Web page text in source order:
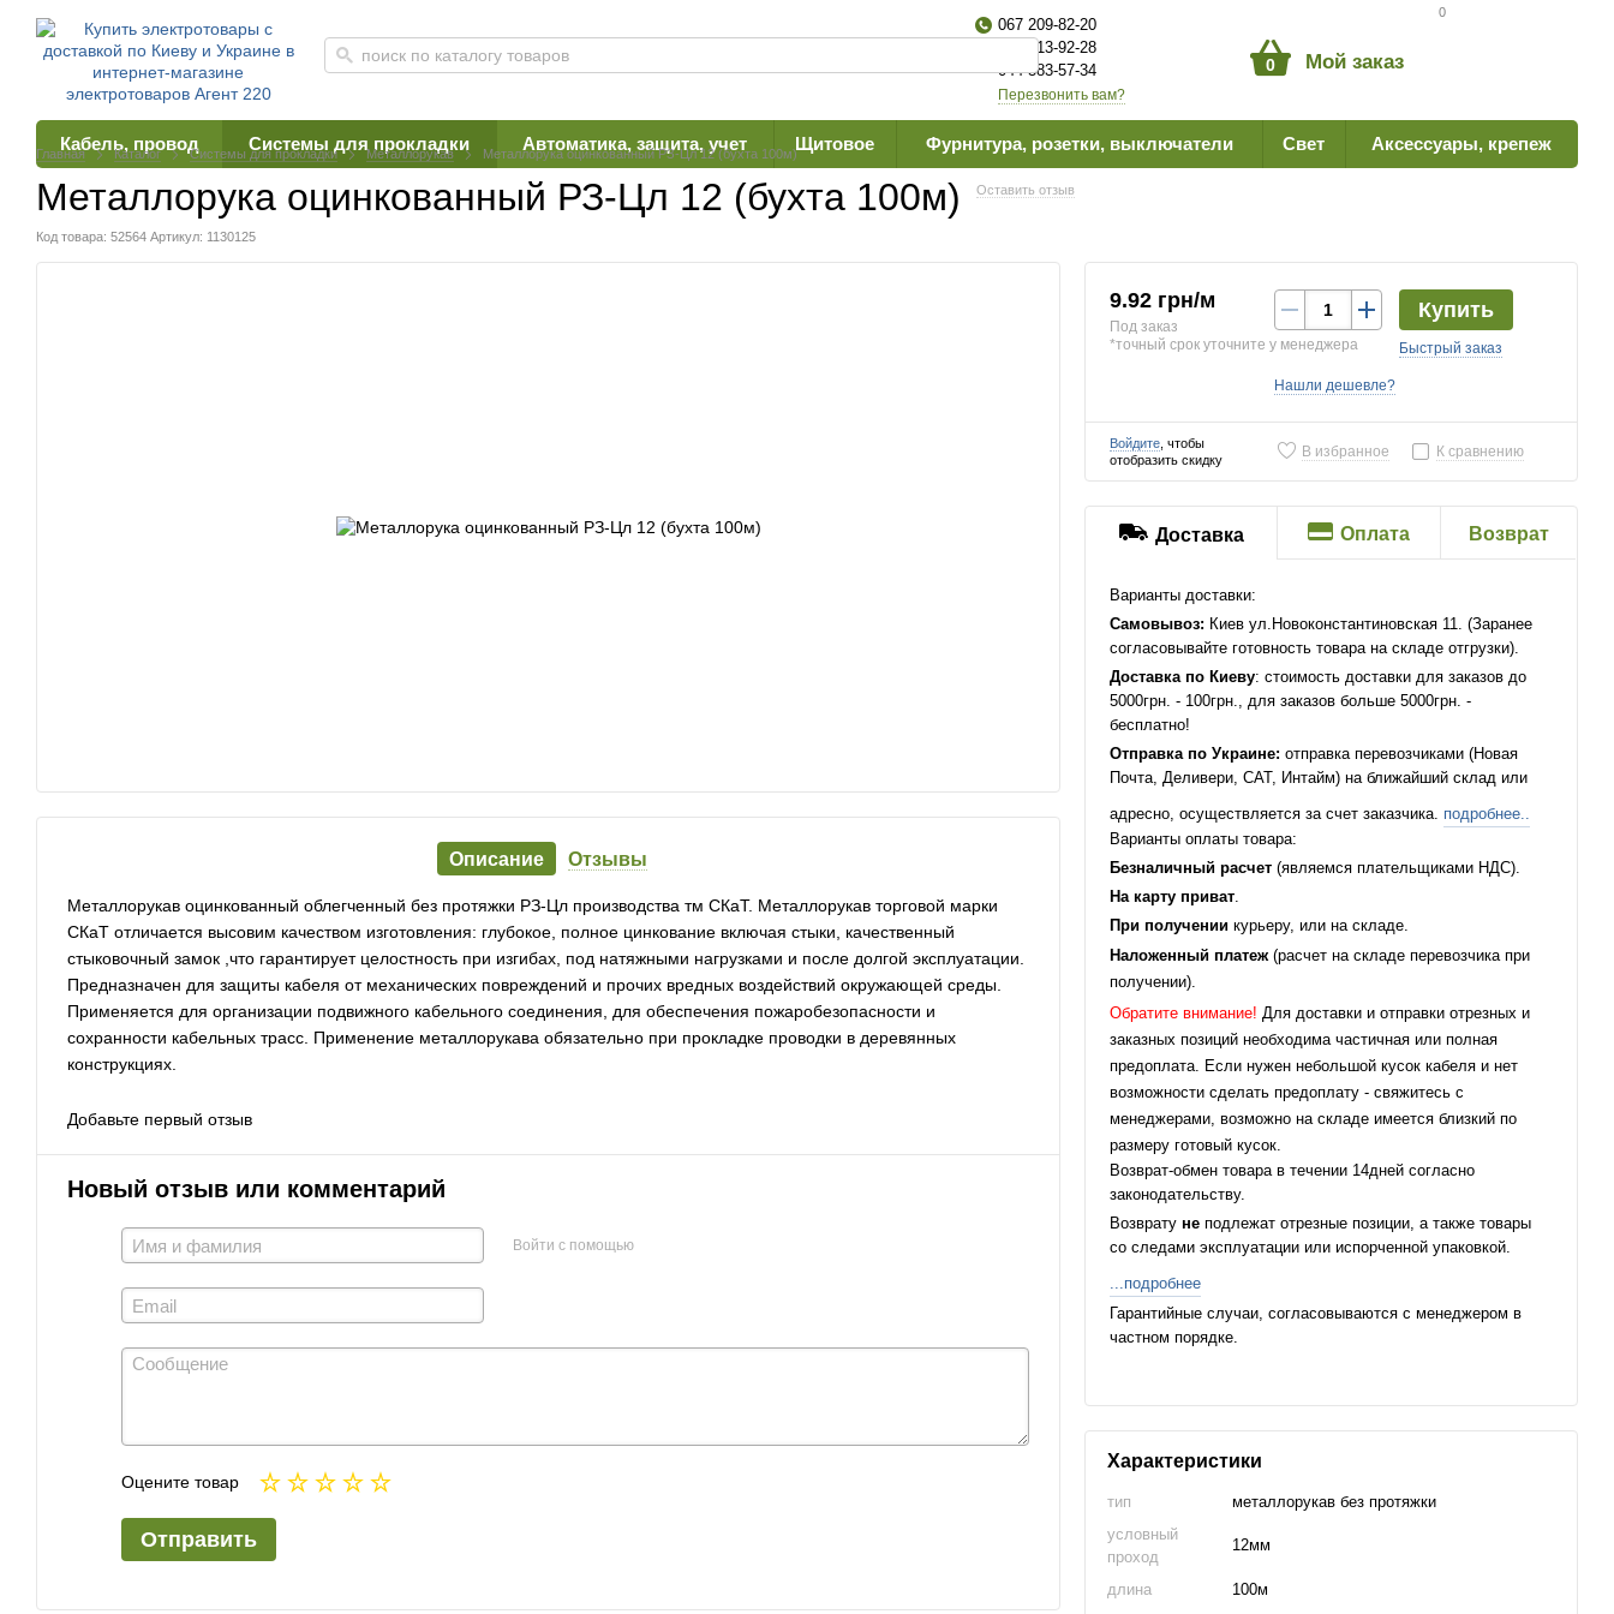
0
067 209-82-20
063 613-92-28
044 383-57-34
Перезвонить вам?
0 Мой заказ
Кабель, провод Системы для прокладки Автоматика, защита, учет Щитовое Фурнитура, розетки, выключатели Свет Аксессуары, крепеж
Главная Каталог Системы для прокладки Металлорукав Металлорука оцинкованный РЗ-Цл 12 (бухта 100м)
Металлорука оцинкованный РЗ-Цл 12 (бухта 100м) Оставить отзыв
Код товара: 52564 Артикул: 1130125
Описание Отзывы
Металлорукав оцинкованный облегченный без протяжки РЗ-Цл производства тм СКаТ. Металлорукав торговой марки
СКаТ отличается высовим качеством изготовления: глубокое, полное цинкование включая стыки, качественный
стыковочный замок ,что гарантирует целостность при изгибах, под натяжными нагрузками и после долгой эксплуатации.
Предназначен для защиты кабеля от механических повреждений и прочих вредных воздействий окружающей среды.
Применяется для организации подвижного кабельного соединения, для обеспечения пожаробезопасности и
сохранности кабельных трасс. Применение металлорукава обязательно при прокладке проводки в деревянных
конструкциях.
Добавьте первый отзыв
Новый отзыв или комментарий
Войти с помощью
Оцените товар
Отправить
9.92 грн/м
Под заказ
*точный срок уточните у менеджера
Купить
Быстрый заказ
Нашли дешевле?
Войдите , чтобы
отобразить скидку
В избранное К сравнению
Доставка Оплата Возврат
Варианты доставки:
Самовывоз: Киев ул.Новоконстантиновская 11. (Заранее
согласовывайте готовность товара на складе отгрузки).
Доставка по Киеву: стоимость доставки для заказов до
5000грн. - 100грн., для заказов больше 5000грн. -
бесплатно!
Отправка по Украине: отправка перевозчиками (Новая
Почта, Деливери, САТ, Интайм) на ближайший склад или
адресно, осуществляется за счет заказчика. подробнее..
Варианты оплаты товара:
Безналичный расчет (являемся плательщиками НДС).
На карту приват.
При получении курьеру, или на складе.
Наложенный платеж(расчет на складе перевозчика при
получении).
Обратите внимание! Для доставки и отправки отрезных и
заказных позиций необходима частичная или полная
предоплата. Если нужен небольшой кусок кабеля и нет
возможности сделать предоплату - свяжитесь с
менеджерами, возможно на складе имеется близкий по
размеру готовый кусок.
Возврат-обмен товара в течении 14дней согласно
законодательству.
Возвратуне подлежат отрезные позиции, а также товары
со следами эксплуатации или испорченной упаковкой.
...подробнее
Гарантийные случаи, согласовываются с менеджером в
частном порядке.
Характеристики
тип
металлорукав без протяжки
условный
проход
12мм
длина
100м